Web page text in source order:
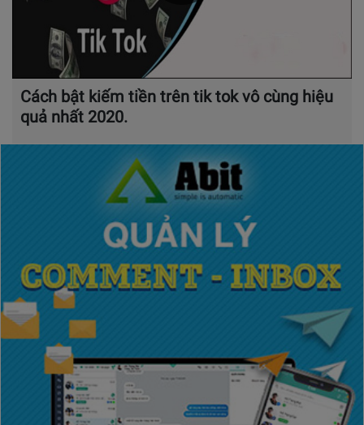
Cách bật kiếm tiền trên tik tok vô cùng hiệu
quả nhất 2020.